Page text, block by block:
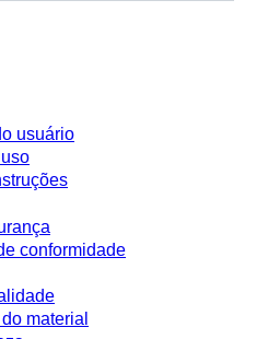
usuário
conformidade
material